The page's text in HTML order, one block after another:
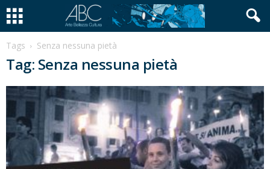
Tags Senza nessuna pietà
Tag: Senza nessuna pietà